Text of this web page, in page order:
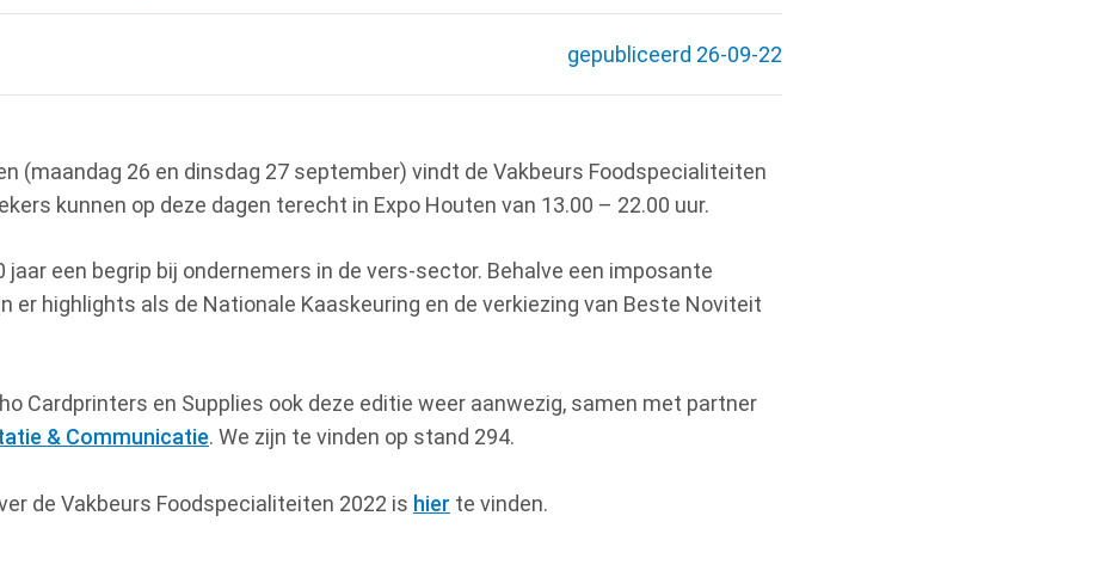
gepubliceerd 26-09-22
(maandag 26 en dinsdag 27 september) vindt de Vakbeurs Foodspecialiteiten
kunnen op deze dagen terecht in Expo Houten van 13.00 – 22.00 uur.
jaar een begrip bij ondernemers in de vers-sector. Behalve een imposante
er highlights als de Nationale Kaaskeuring en de verkiezing van Beste Noviteit
Cardprinters en Supplies ook deze editie weer aanwezig, samen met partner
& Communicatie. We zijn te vinden op stand 294.
de Vakbeurs Foodspecialiteiten 2022 is hier te vinden.